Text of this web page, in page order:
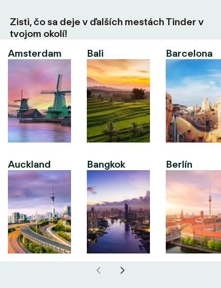
Zisti, čo sa deje v ďalších mestách Tinder v
tvojom okolí!
Amsterdam
Auckland
Bali
Bangkok
Barcelona
Berlín